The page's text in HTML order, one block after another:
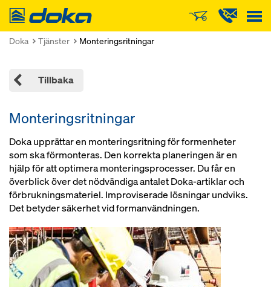
Doka
Doka Tjänster Monteringsritningar
Tillbaka
Monteringsritningar
Doka upprättar en monteringsritning för formenheter
som ska förmonteras. Den korrekta planeringen är en
hjälp för att optimera monteringsprocesser. Du får en
överblick över det nödvändiga antalet Doka-artiklar och
förbrukningsmateriel. Improviserade lösningar undviks.
Det betyder säkerhet vid formanvändningen.